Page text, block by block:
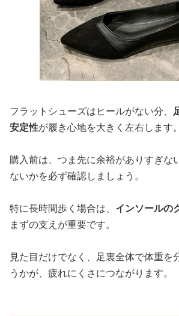
フラットシューズはヒールがない分、
安定性が履き心地を大きく左右します。
購入前は、つま先に余裕がありすぎな
ないかを必ず確認しましょう。
特に長時間歩く場合は、 インソールの
まずの支えが重要です。
見た目だけでなく、足裏全体で体重を
うかが、疲れにくさにつながります。